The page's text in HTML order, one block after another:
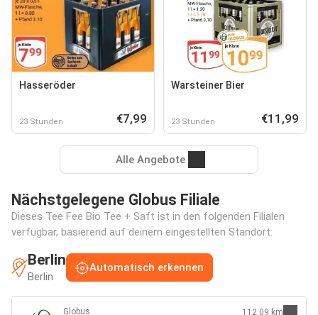
Hasseröder
23 Stunden €7,99
Warsteiner Bier
23 Stunden €11,99
Alle Angebote
Nächstgelegene Globus Filiale
Dieses Tee Fee Bio Tee + Saft ist in den folgenden Filialen
verfügbar, basierend auf deinem eingestellten Standort:
Berlin
Berlin
Automatisch erkennen
Globus 112.09 km